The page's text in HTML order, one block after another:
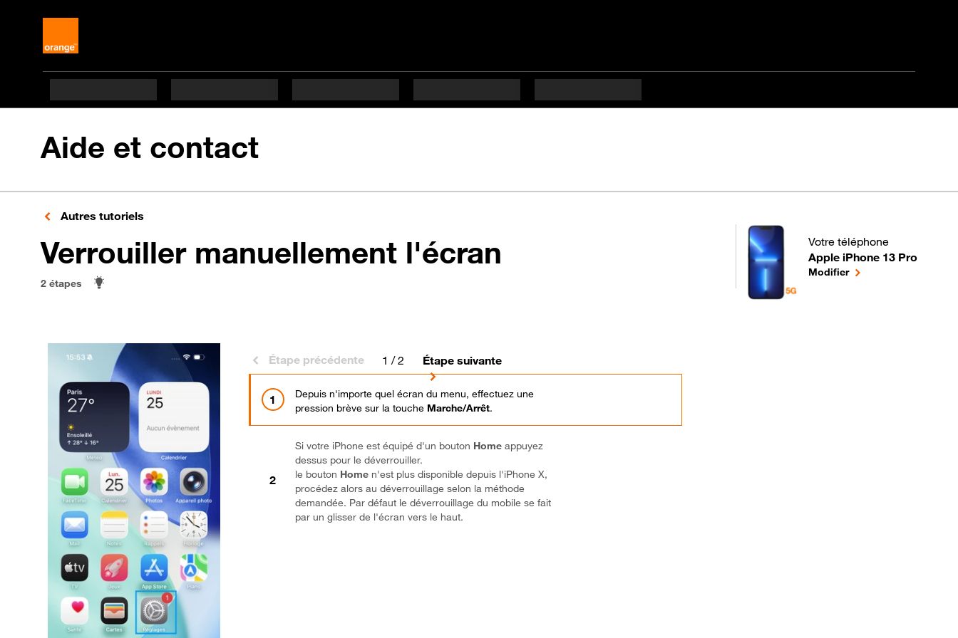
Aide et contact
Autres tutoriels
Verrouiller manuellement l'écran en 2 étapes difficulté
2 étapes
Votre téléphone
Apple iPhone 13 Pro
pour votre Apple iPhone 13
Modifierle téléphone
Étape précédente 1 / 2 Étape suivante
Depuis n'importe quel écran du menu, effectuez une
pression brève sur la touche Marche/Arrêt.
Si votre iPhone est équipé d'un bouton Homeappuyez
dessus pour le déverrouiller.
le bouton Homen'est plus disponible depuis l'iPhone X,
procédez alors au déverrouillage selon la méthode
demandée. Par défaut le déverrouillage du mobile se fait
par un glisser de l'écran vers le haut.